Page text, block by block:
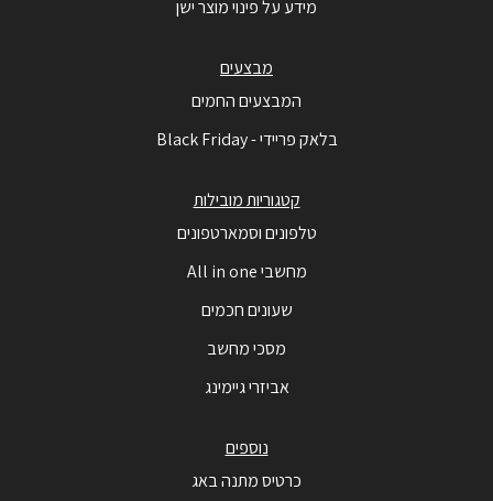
מידע על פינוי מוצר ישן
מבצעים
המבצעים החמים
בלאק פריידי - Black Friday
קטגוריות מובילות
טלפונים וסמארטפונים
מחשבי All in one
שעונים חכמים
מסכי מחשב
אביזרי גיימינג
נוספים
כרטיס מתנה באג